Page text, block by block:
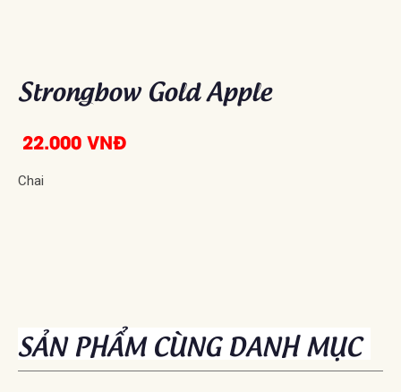
Strongbow Gold Apple
22.000 VNĐ
Chai
SẢN PHẨM CÙNG DANH MỤC